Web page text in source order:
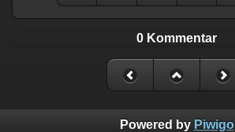
0 Kommentar
Powered by Piwigo